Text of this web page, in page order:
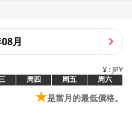
月
¥ : JPY
周四 周五 周六
★是當月的最低價格。